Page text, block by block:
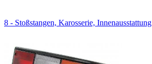
8 - Stoßstangen, Karosserie, Innenausstattung